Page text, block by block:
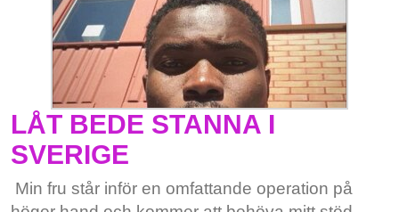
LÅT BEDE STANNA I
SVERIGE
Min fru står inför en omfattande operation på